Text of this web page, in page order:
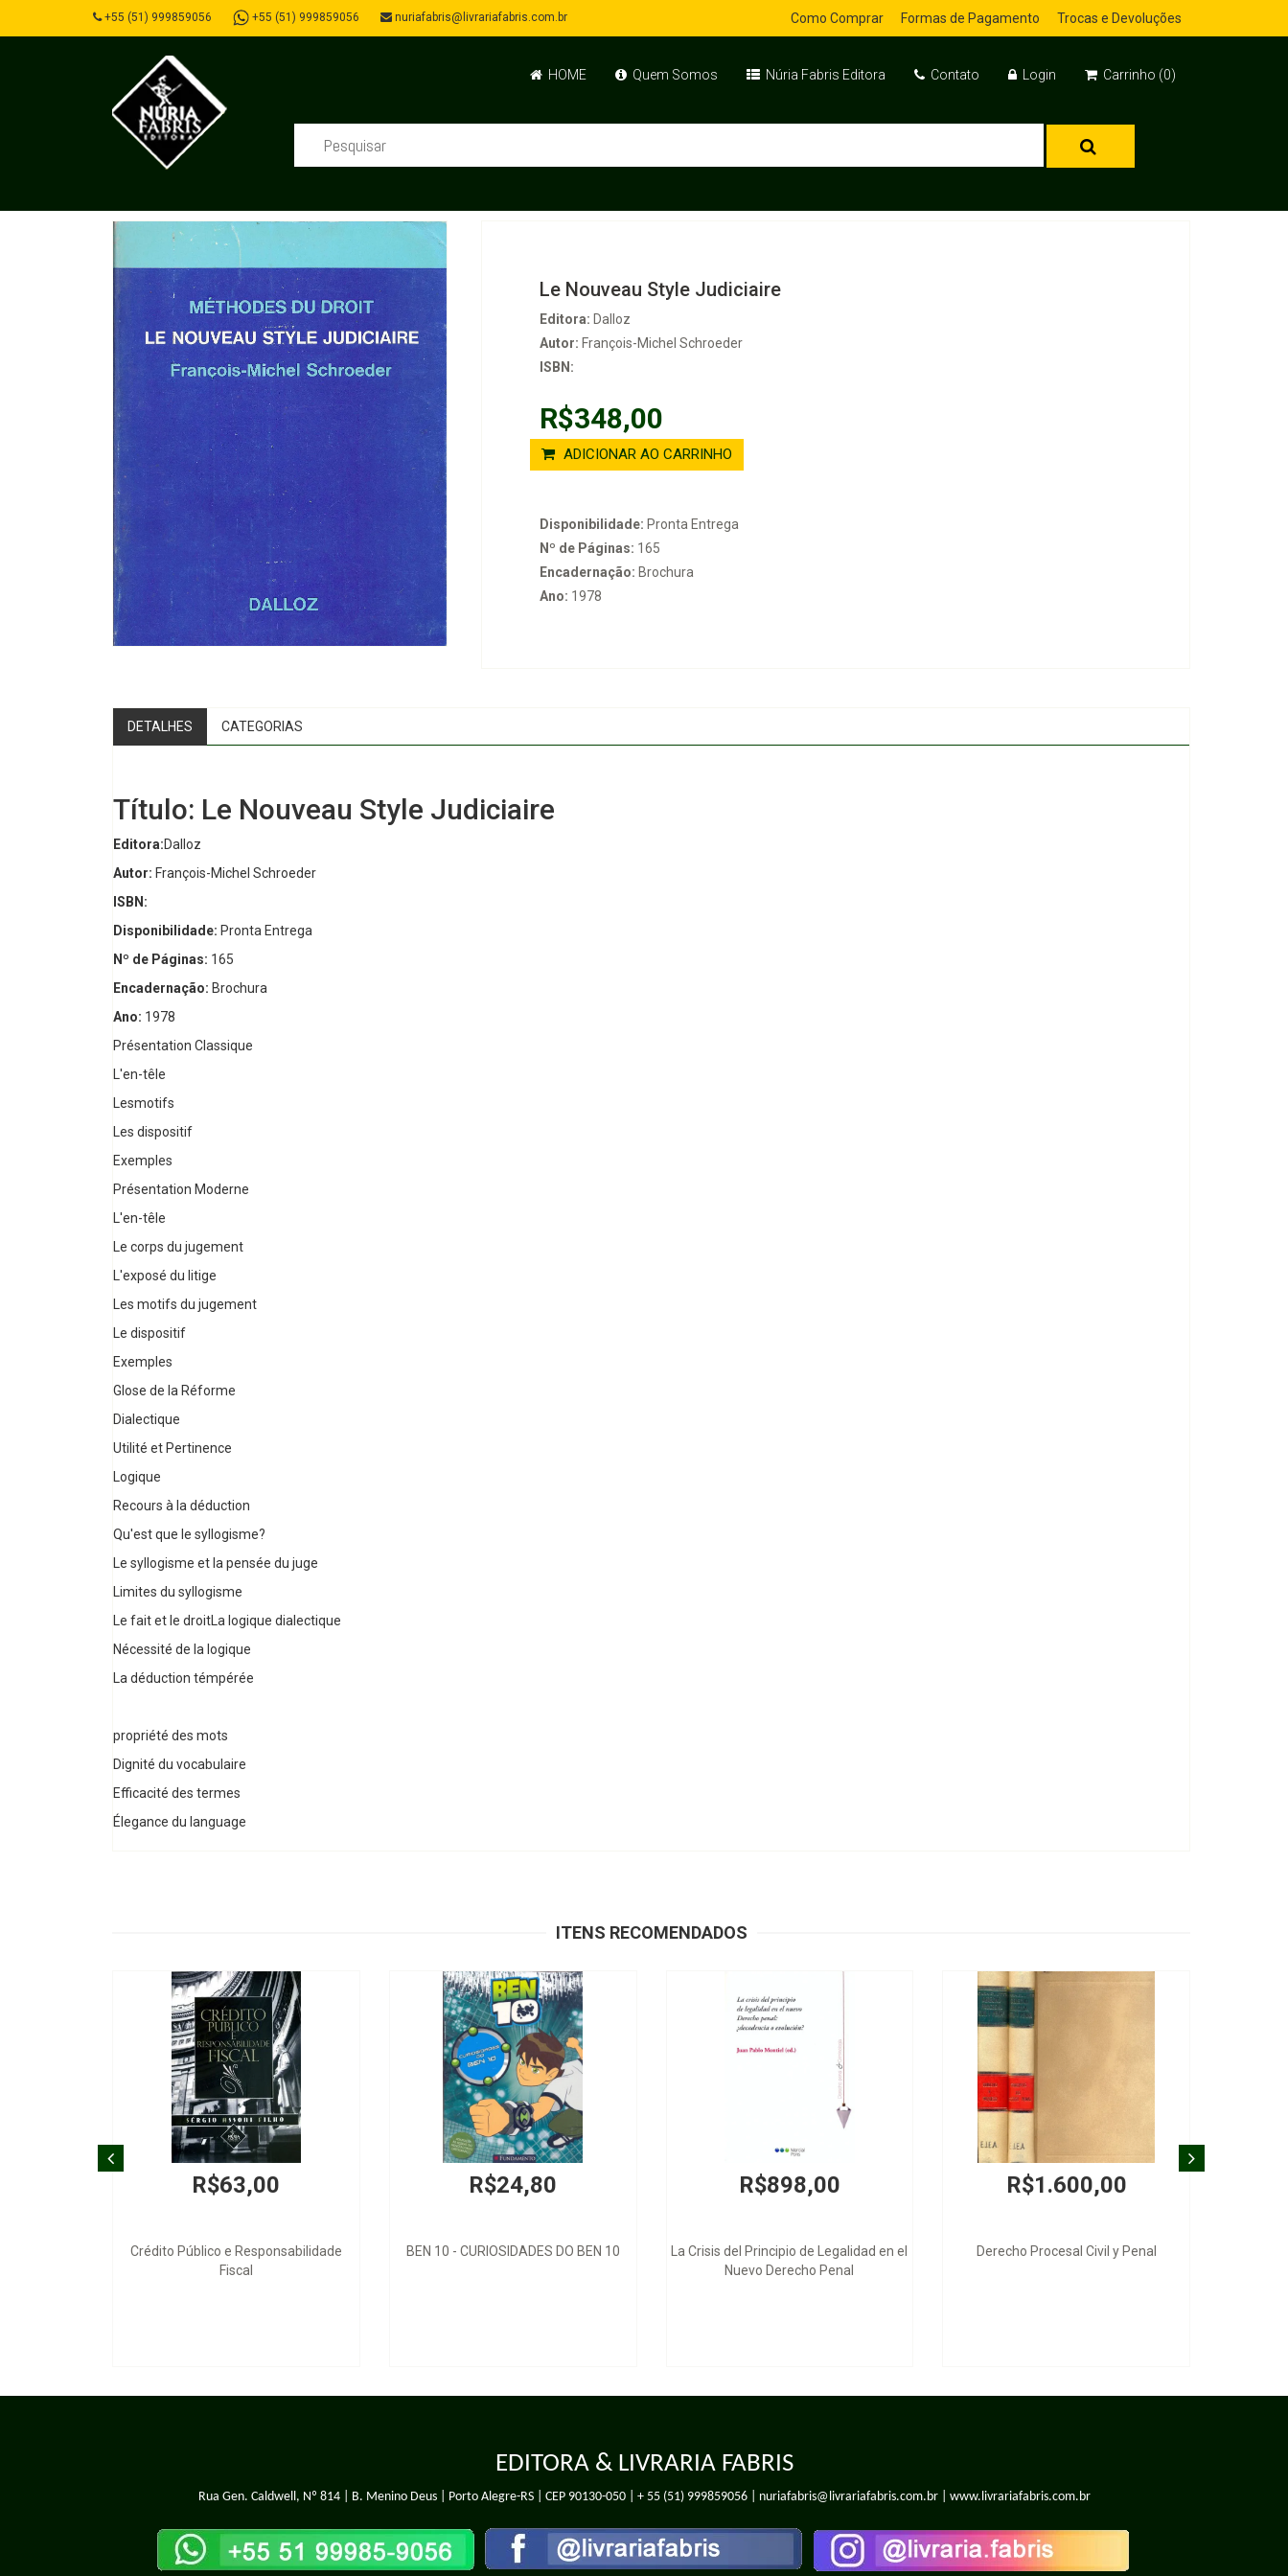
+55 (51) 999859056 +55 (51) 999859056 nuriafabris@livrariafabris.com.br Como Comprar Formas de Pagamento Trocas e Devoluções
HOME Quem Somos Núria Fabris Editora Contato Login Carrinho (0)
Le Nouveau Style Judiciaire
Editora: Dalloz
Autor: François-Michel Schroeder
ISBN:
R$348,00
ADICIONAR AO CARRINHO
Disponibilidade: Pronta Entrega
Nº de Páginas: 165
Encadernação: Brochura
Ano: 1978
DETALHES CATEGORIAS
Título: Le Nouveau Style Judiciaire
Editora:Dalloz
Autor: François-Michel Schroeder
ISBN:
Disponibilidade: Pronta Entrega
Nº de Páginas: 165
Encadernação: Brochura
Ano: 1978
Présentation Classique
L'en-têle
Lesmotifs
Les dispositif
Exemples
Présentation Moderne
L'en-têle
Le corps du jugement
L'exposé du litige
Les motifs du jugement
Le dispositif
Exemples
Glose de la Réforme
Dialectique
Utilité et Pertinence
Logique
Recours à la déduction
Qu'est que le syllogisme?
Le syllogisme et la pensée du juge
Limites du syllogisme
Le fait et le droitLa logique dialectique
Nécessité de la logique
La déduction témpérée
propriété des mots
Dignité du vocabulaire
Efficacité des termes
Élegance du language
ITENS RECOMENDADOS
R$63,00
Crédito Público e Responsabilidade
Fiscal
R$24,80
BEN 10 - CURIOSIDADES DO BEN 10
R$898,00
La Crisis del Principio de Legalidad en el
Nuevo Derecho Penal
R$1.600,00
Derecho Procesal Civil y Penal
EDITORA & LIVRARIA FABRIS
Rua Gen. Caldwell, Nº 814 | B. Menino Deus | Porto Alegre-RS | CEP 90130-050 | + 55 (51) 999859056| nuriafabris@livrariafabris.com.br | www.livrariafabris.com.br